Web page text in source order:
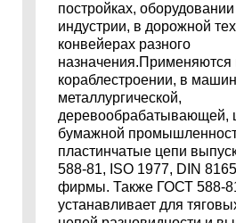
постройках,
индустрии, в дорожной
конвейерах разного
назначения.Применяются
кораблестроении, в
металлургической,
деревообрабатывающей,
бумажной
пластинчатые цепи
588-81, ISO 1977, DIN
фирмы. Также ГОСТ 588-
устанавливает для